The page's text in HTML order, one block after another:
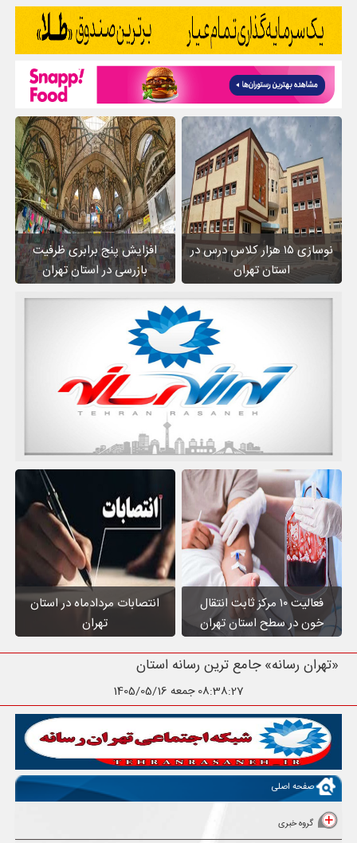
نوسازی ۱۵ هزار کلاس درس در
استان تهران
افزایش پنج برابری ظرفیت
بازرسی در استان تهران
فعالیت ۱۰ مرکز ثابت انتقال
خون در سطح استان تهران
انتصابات مردادماه در استان
تهران
«تهران رسانه» جامع ترین رسانه استان تهران
08:38:28 جمعه 1405/05/16
صفحه اصلی
گروه خبری